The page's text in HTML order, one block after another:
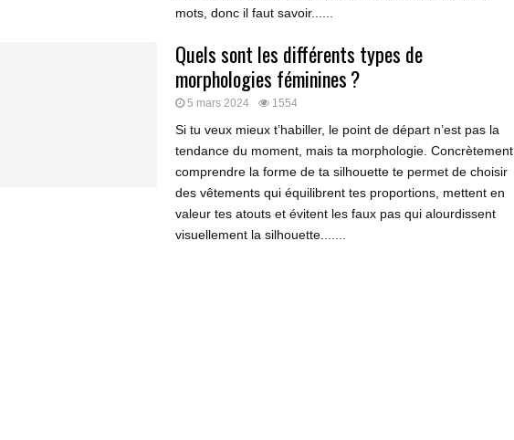
mots, donc il faut savoir......
Quels sont les différents types de
morphologies féminines ?
5 mars 2024 1554
Si tu veux mieux t’habiller, le point de départ n’est pas la
tendance du moment, mais ta morphologie. Concrètement,
comprendre la forme de ta silhouette te permet de choisir
des vêtements qui équilibrent tes proportions, mettent en
valeur tes atouts et évitent les faux pas qui alourdissent
visuellement la silhouette.......